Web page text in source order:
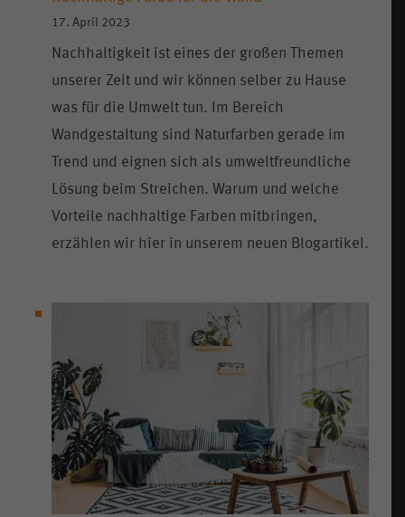
17. April 2023
Nachhaltigkeit ist eines der großen Themen
unserer Zeit und wir können selber zu Hause
was für die Umwelt tun. Im Bereich
Wandgestaltung sind Naturfarben gerade im
Trend und eignen sich als umweltfreundliche
Lösung beim Streichen. Warum und welche
Vorteile nachhaltige Farben mitbringen,
erzählen wir hier in unserem neuen Blogartikel.